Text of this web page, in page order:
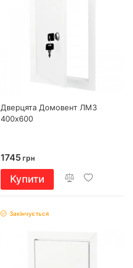
Дверцята Домовент ЛМЗ
400х600
1745 грн
Купити
Закінчується